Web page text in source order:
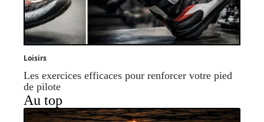
Loisirs
Les exercices efficaces pour renforcer votre pied
de pilote
Au top